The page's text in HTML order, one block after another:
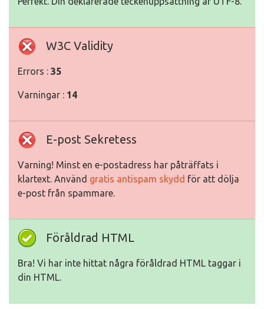
W3C Validity
Errors : 35
Varningar : 14
E-post Sekretess
Varning! Minst en e-postadress har påträffats i
klartext. Använd gratis antispam skydd för att dölja
e-post från spammare.
Föråldrad HTML
Bra! Vi har inte hittat några föråldrad HTML taggar i
din HTML.